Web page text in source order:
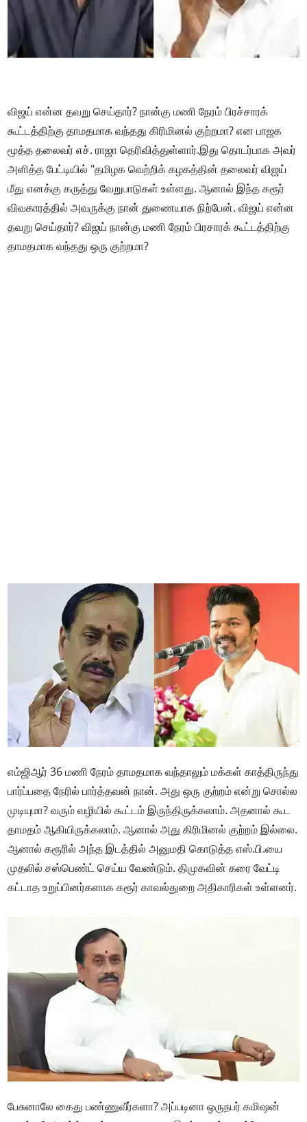
விஜய் என்ன தவறு செய்தார்? நான்கு மணி நேரம் பிரச்சாரக்
கூட்டத்திற்கு தாமதமாக வந்தது கிரிமினல் குற்றமா? என பாஜக
மூத்த தலைவர் எச். ராஜா தெரிவித்துள்ளார்.இது தொடர்பாக அவர்
அளித்த பேட்டியில் "தமிழக வெற்றிக் கழகத்தின் தலைவர் விஜய்
மீது எனக்கு கருத்து வேறுபாடுகள் உள்ளது. ஆனால் இந்த கரூர்
விவகாரத்தில் அவருக்கு நான் துணையாக நிற்பேன். விஜய் என்ன
தவறு செய்தார்? விஜய் நான்கு மணி நேரம் பிரசாரக் கூட்டத்திற்கு
தாமதமாக வந்தது ஒரு குற்றமா?
எம்ஜிஆர் 36 மணி நேரம் தாமதமாக வந்தாலும் மக்கள் காத்திருந்து
பார்ப்பதை நேரில் பார்த்தவன் நான். அது ஒரு குற்றம் என்று சொல்ல
முடியுமா? வரும் வழியில் கூட்டம் இருந்திருக்கலாம். அதனால் கூட
தாமதம் ஆகியிருக்கலாம். ஆனால் அது கிரிமினல் குற்றம் இல்லை.
ஆனால் கரூரில் அந்த இடத்தில் அனுமதி கொடுத்த எஸ்.பி.யை
முதலில் சஸ்பெண்ட் செய்ய வேண்டும். திமுகவின் கரை வேட்டி
கட்டாத உறுப்பினர்களாக கரூர் காவல்துறை அதிகாரிகள் உள்ளனர்.
பேசுனாலே கைது பண்ணுவீர்களா? அப்படினா ஒருநபர் கமிஷன்